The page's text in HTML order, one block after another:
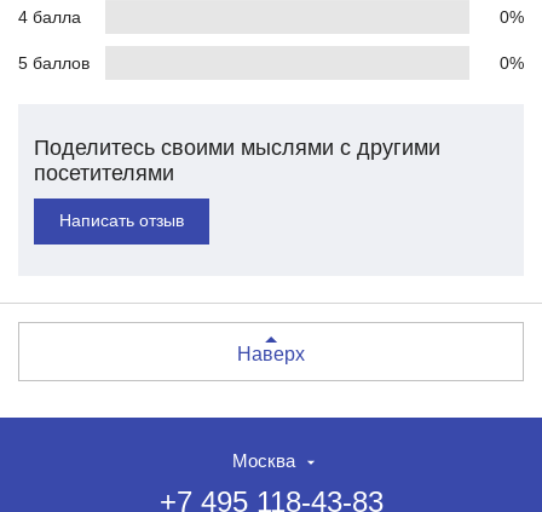
4 балла 0%
5 баллов 0%
Поделитесь своими мыслями с другими
посетителями
Написать отзыв
Наверх
Москва
+7 495 118-43-83